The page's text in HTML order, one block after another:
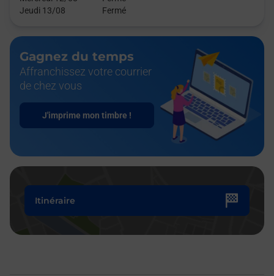
Jeudi 13/08
Fermé
Gagnez du temps
Affranchissez votre courrier
de chez vous
J'imprime mon timbre !
Itinéraire